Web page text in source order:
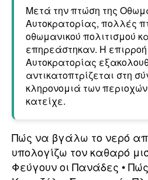
Μετά την πτώση της
Αυτοκρατορίας, πολλές
οθωμανικού πολιτισμού
επηρεάστηκαν. Η
Αυτοκρατορίας
αντικατοπτρίζεται στη
κληρονομιά των
κατείχε.
Πώς να βγάλω το νερό
υπολογίζω τον καθαρό
Φεύγουν οι Πανάδες •